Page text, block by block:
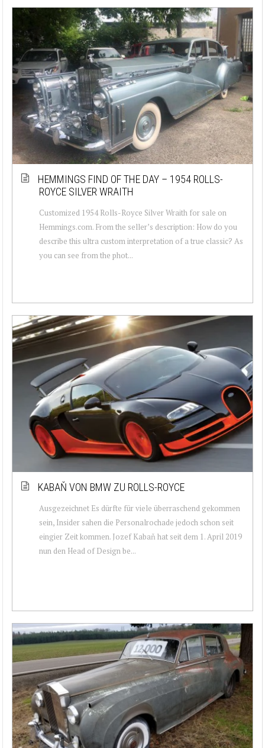
HEMMINGS FIND OF THE DAY – 1954 ROLLS-
ROYCE SILVER WRAITH
Customized 1954 Rolls-Royce Silver Wraith for sale on
Hemmings.com. From the seller’s description: How do you
describe this ultra custom interpretation of a true classic? As
you can see from the phot...
KABAŇ VON BMW ZU ROLLS-ROYCE
Ausgezeichnet Es dürfte für viele überraschend gekommen
sein, Insider sahen die Personalrochade jedoch schon seit
eingier Zeit kommen. Jozef Kabaň hat seit dem 1. April 2019
nun den Head of Design be...